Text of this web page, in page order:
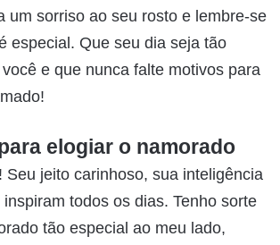
um sorriso ao seu rosto e lembre-se
especial. Que seu dia seja tão
e que nunca falte motivos para
elogiar o namorado
Seu jeito carinhoso, sua inteligência
todos os dias. Tenho sorte
tão especial ao meu lado,